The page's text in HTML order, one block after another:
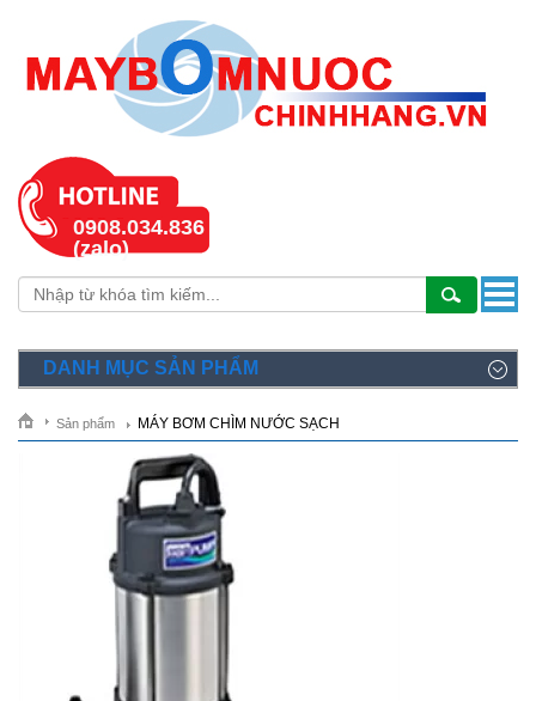
0908.034.836
(zalo)
DANH MỤC SẢN PHẨM
Sản phẩm MÁY BƠM CHÌM NƯỚC SẠCH